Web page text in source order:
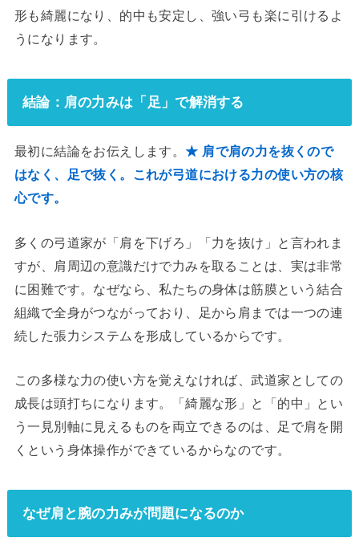
形も綺麗になり、的中も安定し、強い弓も楽に引けるよ
うになります。
結論：肩の力みは「足」で解消する
最初に結論をお伝えします。★ 肩で肩の力を抜くので
はなく、足で抜く。これが弓道における力の使い方の核
心です。
多くの弓道家が「肩を下げろ」「力を抜け」と言われま
すが、肩周辺の意識だけで力みを取ることは、実は非常
に困難です。なぜなら、私たちの身体は筋膜という結合
組織で全身がつながっており、足から肩までは一つの連
続した張力システムを形成しているからです。
この多様な力の使い方を覚えなければ、武道家としての
成長は頭打ちになります。「綺麗な形」と「的中」とい
う一見別軸に見えるものを両立できるのは、足で肩を開
くという身体操作ができているからなのです。
なぜ肩と腕の力みが問題になるのか